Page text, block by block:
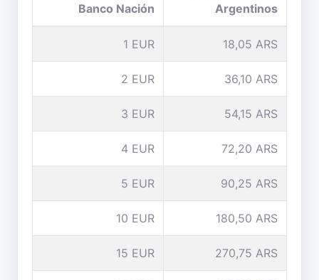
Banco Nación
Argentinos
1 EUR 18,05 ARS
2 EUR 36,10 ARS
3 EUR 54,15 ARS
4 EUR 72,20 ARS
5 EUR 90,25 ARS
10 EUR 180,50 ARS
15 EUR 270,75 ARS